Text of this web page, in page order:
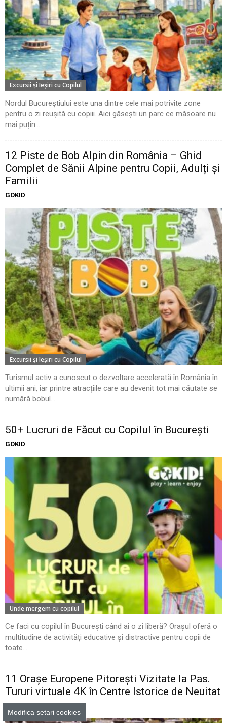
Excursii şi Ieşiri cu Copilul
Nordul Bucureștiului este una dintre cele mai potrivite zone
pentru o zi reușită cu copiii. Aici găsești un parc ce măsoare nu
mai puțin...
12 Piste de Bob Alpin din România – Ghid
Complet de Sănii Alpine pentru Copii, Adulți și
Familii
GOKID
Excursii şi Ieşiri cu Copilul
Turismul activ a cunoscut o dezvoltare accelerată în România în
ultimii ani, iar printre atracțiile care au devenit tot mai căutate se
numără bobul...
50+ Lucruri de Făcut cu Copilul în București
GOKID
Unde mergem cu copilul
Ce faci cu copilul în București când ai o zi liberă? Orașul oferă o
multitudine de activități educative și distractive pentru copii de
toate...
11 Oraşe Europene Pitoreşti Vizitate la Pas.
Tururi virtuale 4K în Centre Istorice de Neuitat
GOKID
Modifica setari cookies